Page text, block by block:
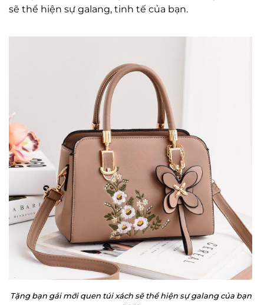
sẽ thể hiện sự galang, tinh tế của bạn.
Tặng bạn gái mới quen túi xách sẽ thể hiện sự galang của bạn